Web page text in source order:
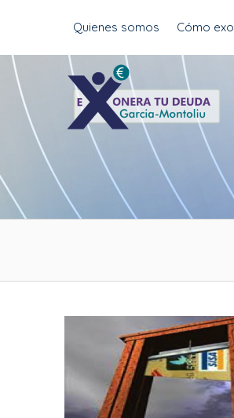
content
Quienes somos Cómo